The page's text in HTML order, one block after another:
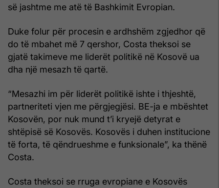
së jashtme me atë të Bashkimit Evropian.
Duke folur për procesin e ardhshëm zgjedhor që
do të mbahet më 7 qershor, Costa theksoi se
gjatë takimeve me liderët politikë në Kosovë ua
dha një mesazh të qartë.
“Mesazhi im për liderët politikë ishte i thjeshtë,
partneriteti vjen me përgjegjësi. BE-ja e mbështet
Kosovën, por nuk mund t’i kryejë detyrat e
shtëpisë së Kosovës. Kosovës i duhen institucione
të forta, të qëndrueshme e funksionale”, ka thënë
Costa.
Costa theksoi se rruga evropiane e Kosovës